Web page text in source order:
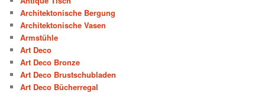
Architektonische Bergung
Architektonische Vasen
Armstühle
Art Deco
Art Deco Bronze
Art Deco Brustschubladen
Art Deco Bücherregal